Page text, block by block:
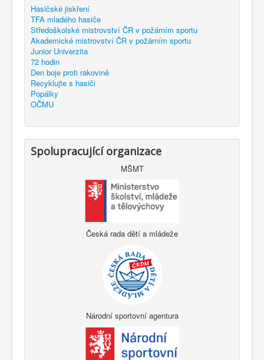
Hasičské jiskření
TFA mladého hasiče
Středoškolské mistrovství ČR v požárním sportu
Akademické mistrovství ČR v požárním sportu
Junior Univerzita
72 hodin
Den boje proti rakovině
Recyklujte s hasiči
Popálky
OČMU
Spolupracující organizace
MŠMT
Česká rada dětí a mládeže
Národní sportovní agentura